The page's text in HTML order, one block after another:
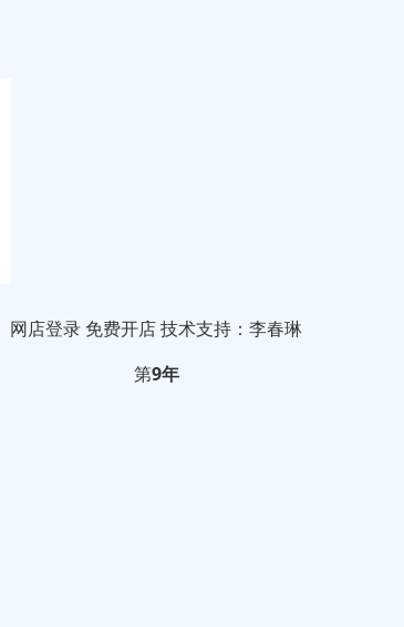
网店登录 免费开店技术支持：李春琳
第9年